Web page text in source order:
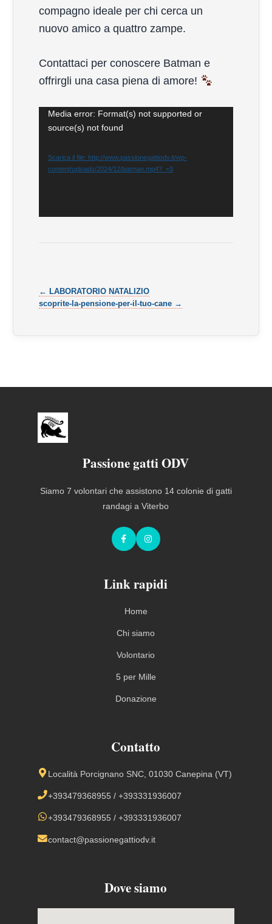
compagno ideale per chi cerca un
nuovo amico a quattro zampe.
Contattaci per conoscere Batman e
offrirgli una casa piena di amore!
Video
Player
Media error: Format(s) not supported or
source(s) not found
Scarica il file: http://www.passionegattiodv.it/wp-
content/uploads/2024/12/batman.mp4?_=3
← LABORATORIO NATALIZIO
scoprite-la-pensione-per-il-tuo-cane →
Passione gatti ODV
Siamo 7 volontari che assistono 14 colonie di gatti
randagi a Viterbo
FacebookInstagram
Link rapidi
Home
Chi siamo
Volontario
5 per Mille
Donazione
Contatto
Località Porcignano SNC, 01030 Canepina (VT)
+393479368955 /+393331936007
+393479368955 /+393331936007
contact@passionegattiodv.it
Dove siamo